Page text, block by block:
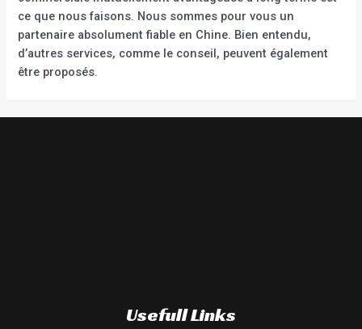
ce que nous faisons. Nous sommes pour vous un
partenaire absolument fiable en Chine. Bien entendu,
d’autres services, comme le conseil, peuvent également
être proposés.
Usefull Links